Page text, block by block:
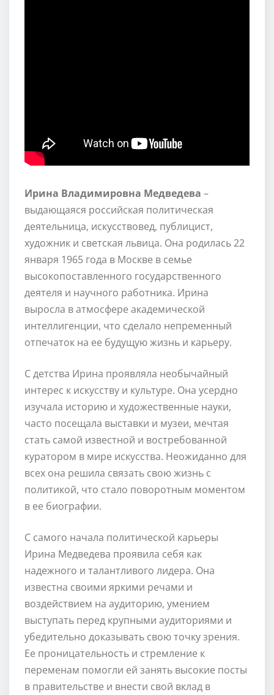
Ирина Владимировна Медведева –
выдающаяся российская политическая
деятельница, искусствовед, публицист,
художник и светская львица. Она родилась 22
января 1965 года в Москве в семье
высокопоставленного государственного
деятеля и научного работника. Ирина
выросла в атмосфере академической
интеллигенции, что сделало непременный
отпечаток на ее будущую жизнь и карьеру.
С детства Ирина проявляла необычайный
интерес к искусству и культуре. Она усердно
изучала историю и художественные науки,
часто посещала выставки и музеи, мечтая
стать самой известной и востребованной
куратором в мире искусства. Неожиданно для
всех она решила связать свою жизнь с
политикой, что стало поворотным моментом
в ее биографии.
С самого начала политической карьеры
Ирина Медведева проявила себя как
надежного и талантливого лидера. Она
известна своими яркими речами и
воздействием на аудиторию, умением
выступать перед крупными аудиториями и
убедительно доказывать свою точку зрения.
Ее проницательность и стремление к
переменам помогли ей занять высокие посты
в правительстве и внести свой вклад в